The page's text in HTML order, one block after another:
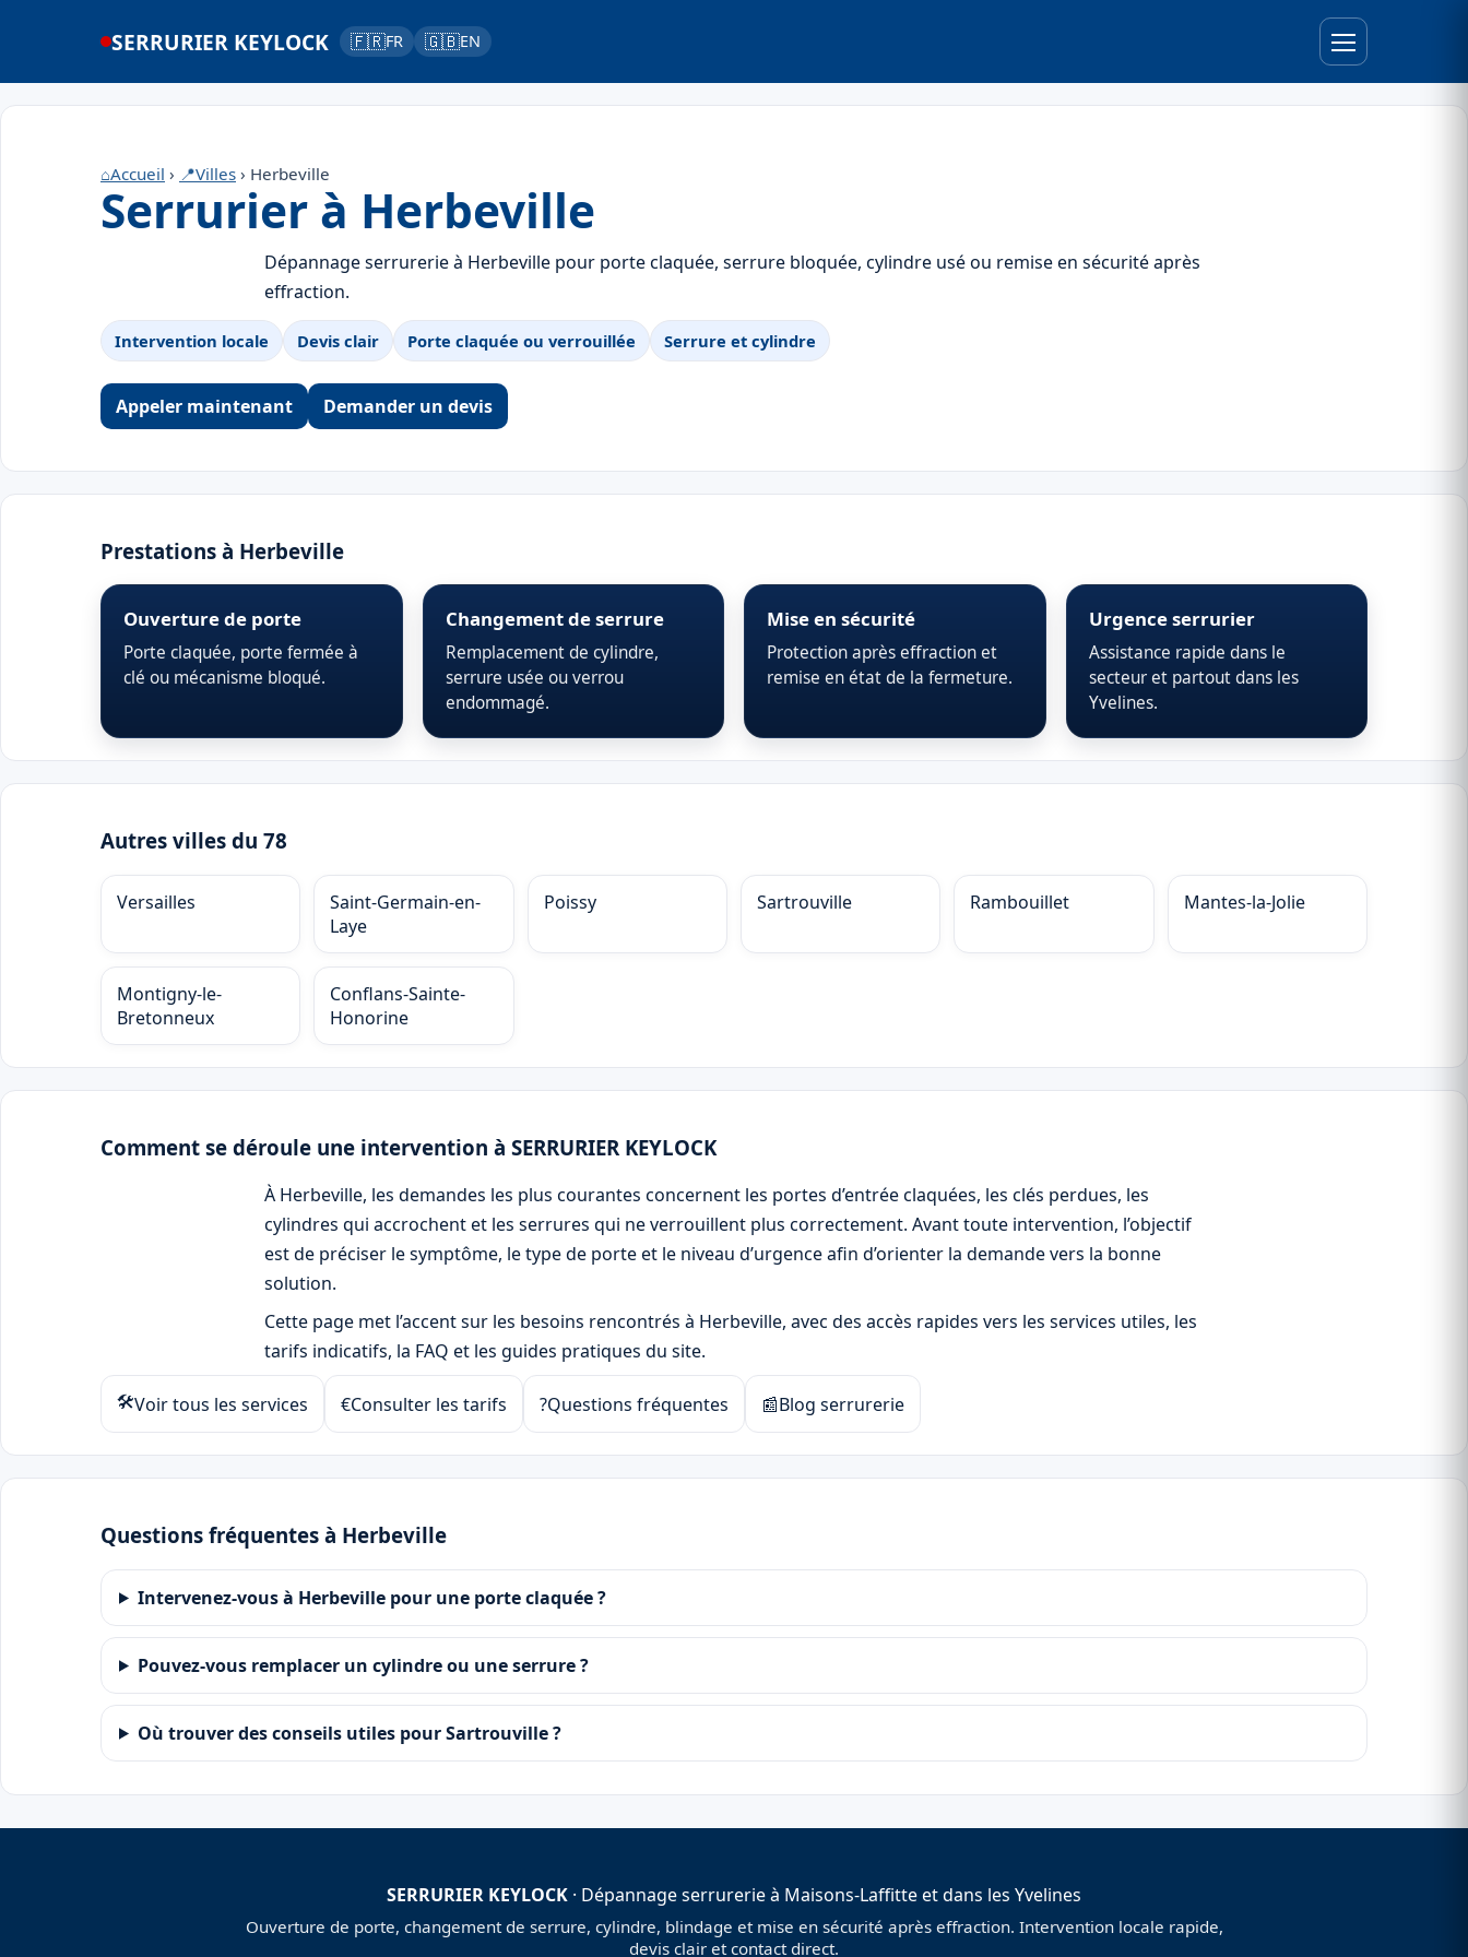
SERRURIER KEYLOCK 🇫🇷FR 🇬🇧EN
⌂Accueil › 📍Villes › Herbeville
Serrurier à Herbeville
Dépannage serrurerie à Herbeville pour porte claquée, serrure bloquée, cylindre usé ou remise en sécurité après
effraction.
Intervention locale Devis clair Porte claquée ou verrouillée Serrure et cylindre
Appeler maintenant Demander un devis
Prestations à Herbeville
Ouverture de porte
Porte claquée, porte fermée à
clé ou mécanisme bloqué.
Changement de serrure
Remplacement de cylindre,
serrure usée ou verrou
endommagé.
Mise en sécurité
Protection après effraction et
remise en état de la fermeture.
Urgence serrurier
Assistance rapide dans le
secteur et partout dans les
Yvelines.
Autres villes du 78
Versailles
Saint-Germain-en-
Laye
Poissy Sartrouville Rambouillet Mantes-la-Jolie
Montigny-le-
Bretonneux
Conflans-Sainte-
Honorine
Comment se déroule une intervention à SERRURIER KEYLOCK
À Herbeville, les demandes les plus courantes concernent les portes d’entrée claquées, les clés perdues, les
cylindres qui accrochent et les serrures qui ne verrouillent plus correctement. Avant toute intervention, l’objectif
est de préciser le symptôme, le type de porte et le niveau d’urgence afin d’orienter la demande vers la bonne
solution.
Cette page met l’accent sur les besoins rencontrés à Herbeville, avec des accès rapides vers les services utiles, les
tarifs indicatifs, la FAQ et les guides pratiques du site.
🛠Voir tous les services €Consulter les tarifs ?Questions fréquentes 📰Blog serrurerie
Questions fréquentes à Herbeville
Intervenez-vous à Herbeville pour une porte claquée ?
Pouvez-vous remplacer un cylindre ou une serrure ?
Où trouver des conseils utiles pour Sartrouville ?
SERRURIER KEYLOCK · Dépannage serrurerie à Maisons-Laffitte et dans les Yvelines
Ouverture de porte, changement de serrure, cylindre, blindage et mise en sécurité après effraction. Intervention locale rapide,
devis clair et contact direct.